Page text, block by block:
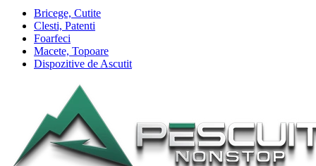
Bricege, Cutite
Clesti, Patenti
Foarfeci
Macete, Topoare
Dispozitive de Ascutit